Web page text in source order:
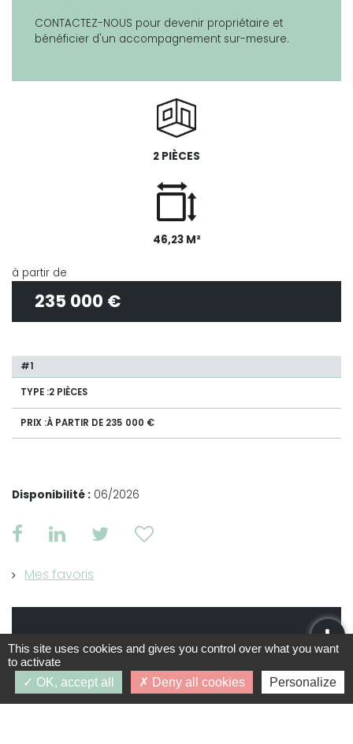
CONTACTEZ-NOUS pour devenir propriétaire et
bénéficier d'un accompagnement sur-mesure.
2 PIÈCES
46,23 M²
à partir de
235 000 €
2 PIÈCES
À PARTIR DE 235 000 €
Disponibilité : 06/2026
Mes favoris
Intéressé par ce programme ?
This site uses cookies and gives you control over what you want
to activate
OK, accept all
Deny all cookies Personalize